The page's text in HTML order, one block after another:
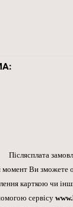
Післясплата
момент Ви зможете
карткою чи
сервісу